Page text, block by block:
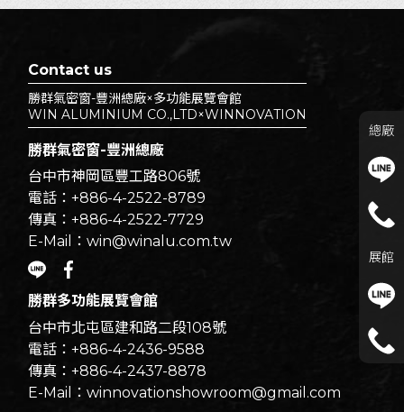
總廠
展館
Contact us
勝群氣密窗-豐洲總廠×多功能展覽會館
WIN ALUMINIUM CO.,LTD×WINNOVATION
勝群氣密窗-豐洲總廠
台中市神岡區豐工路806號
電話：+886-4-2522-8789
傳真：+886-4-2522-7729
E-Mail：win@winalu.com.tw
勝群多功能展覽會館
台中市北屯區建和路二段108號
電話：+886-4-2436-9588
傳真：+886-4-2437-8878
E-Mail：winnovationshowroom@gmail.com